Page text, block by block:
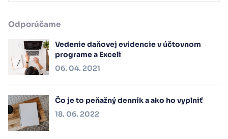
Odporúčame
Vedenie daňovej evidencie v účtovnom
programe a Exceli
06. 04. 2021
Čo je to peňažný denník a ako ho vyplniť
18. 06. 2022